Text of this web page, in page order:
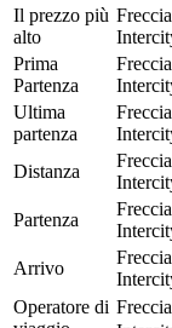
Il prezzo più
alto
Prima
Partenza
Ultima
partenza
Distanza
Partenza
Arrivo
Operatore di